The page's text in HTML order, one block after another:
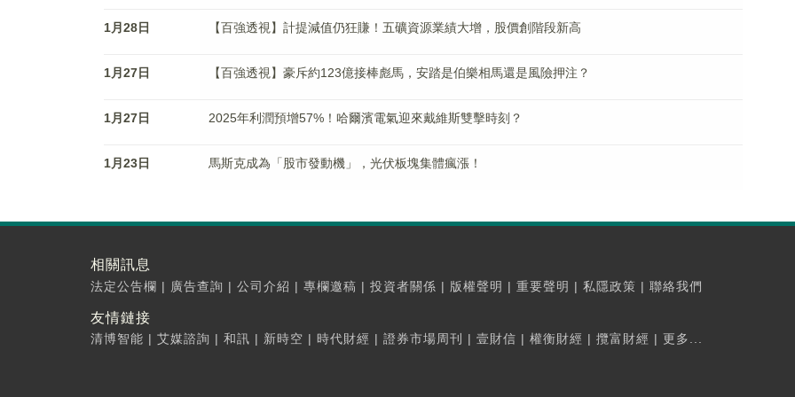
1月28日 【百強透視】計提減值仍狂賺！五礦資源業績大增，股價創階段新高
1月27日 【百強透視】豪斥約123億接棒彪馬，安踏是伯樂相馬還是風險押注？
1月27日 2025年利潤預增57%！哈爾濱電氣迎來戴維斯雙擊時刻？
1月23日 馬斯克成為「股市發動機」，光伏板塊集體瘋漲！
相關訊息
法定公告欄 | 廣告查詢 | 公司介紹 | 專欄邀稿 | 投資者關係 | 版權聲明 | 重要聲明 | 私隱政策 | 聯絡我們
友情鏈接
清博智能 | 艾媒諮詢 | 和訊 | 新時空 | 時代財經 | 證券市場周刊 | 壹財信 | 權衡財經 | 攬富財經 | 更多...